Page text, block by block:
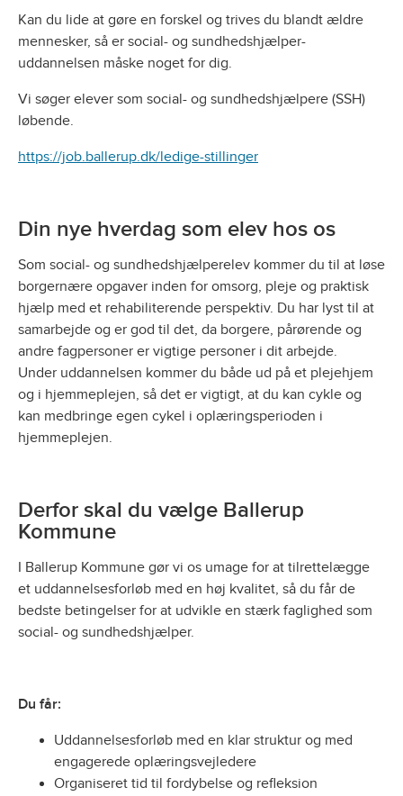
Kan du lide at gøre en forskel og trives du blandt ældre
mennesker, så er social- og sundhedshjælper-
uddannelsen måske noget for dig.
Vi søger elever som social- og sundhedshjælpere (SSH)
løbende.
https://job.ballerup.dk/ledige-stillinger
Din nye hverdag som elev hos os
Som social- og sundhedshjælperelev kommer du til at løse
borgernære opgaver inden for omsorg, pleje og praktisk
hjælp med et rehabiliterende perspektiv. Du har lyst til at
samarbejde og er god til det, da borgere, pårørende og
andre fagpersoner er vigtige personer i dit arbejde.
Under uddannelsen kommer du både ud på et plejehjem
og i hjemmeplejen, så det er vigtigt, at du kan cykle og
kan medbringe egen cykel i oplæringsperioden i
hjemmeplejen.
Derfor skal du vælge Ballerup
Kommune
I Ballerup Kommune gør vi os umage for at tilrettelægge
et uddannelsesforløb med en høj kvalitet, så du får de
bedste betingelser for at udvikle en stærk faglighed som
social- og sundhedshjælper.
Du får:
Uddannelsesforløb med en klar struktur og med
engagerede oplæringsvejledere
Organiseret tid til fordybelse og refleksion